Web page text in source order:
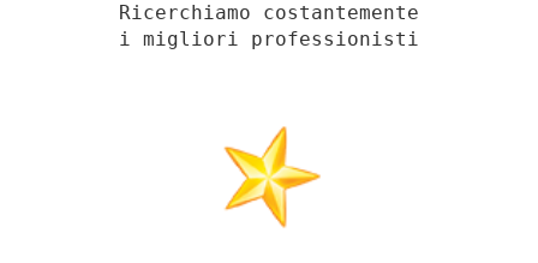
Ricerchiamo costantemente
i migliori professionisti